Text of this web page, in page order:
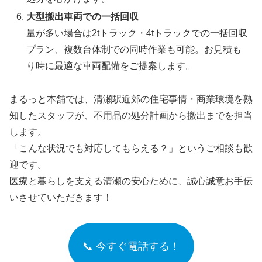
大型搬出車両での一括回収
量が多い場合は2tトラック・4tトラックでの一括回収
プラン、複数台体制での同時作業も可能。お見積も
り時に最適な車両配備をご提案します。
まるっと本舗では、清瀬駅近郊の住宅事情・商業環境を熟
知したスタッフが、不用品の処分計画から搬出までを担当
します。
「こんな状況でも対応してもらえる？」というご相談も歓
迎です。
医療と暮らしを支える清瀬の安心ために、誠心誠意お手伝
いさせていただきます！
📞 今すぐ電話する！